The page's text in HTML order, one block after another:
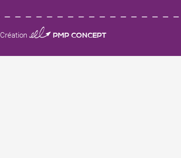
Création 0123 PMP CONCEPT